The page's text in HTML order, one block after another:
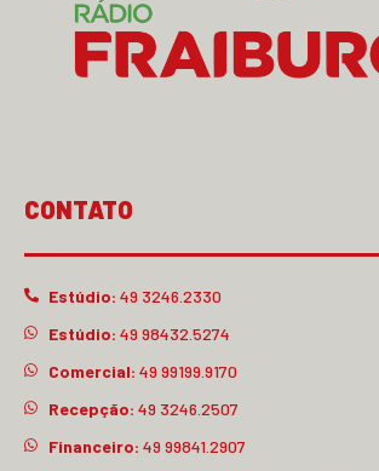
CONTATO
Estúdio: 49 3246.2330
Estúdio: 49 98432.5274
Comercial: 49 99199.9170
Recepção: 49 3246.2507
Financeiro: 49 99841.2907